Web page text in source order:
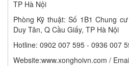
TP Hà Nội
Phòng Kỹ thuật: Số 1B1 Chung
Duy Tân, Q Cầu Giấy, TP Hà Nội
Hotline: 0902 007 595 - 0936 007
Website:www.xonghoivn.com /